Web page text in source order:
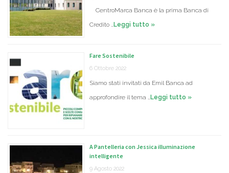
CentroMarca Banca è la prima Banca di
Credito …Leggi tutto »
Fare Sostenibile
6 Ottobre 2022
Siamo stati invitati da Emil Banca ad
approfondire il tema …Leggi tutto »
A Pantelleria con Jessica illuminazione
intelligente
9 Agosto 2022